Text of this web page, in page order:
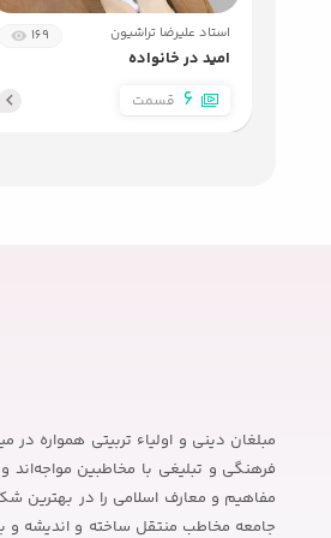
استاد علیرضا تراشیون 169
امید در خانواده
6 قسمت
مبلغان دینی و اولیاء تربیتی همواره در
فرهنگی و تبلیغی با مخاطبین مواجه‌اند
مفاهیم و معارف اسلامی را در بهترین
جامعه مخاطب منتقل ساخته و اندیشه و